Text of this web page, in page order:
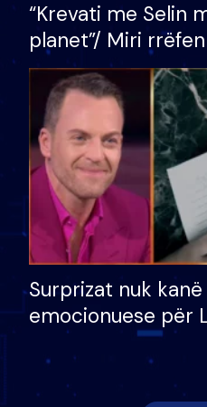
“Krevati me Selin
planet”/ Miri
bukura në
mungojë zilja e
Surprizat nuk
emocionuese për
nëna dhe fëmijët
nuk i mban dot